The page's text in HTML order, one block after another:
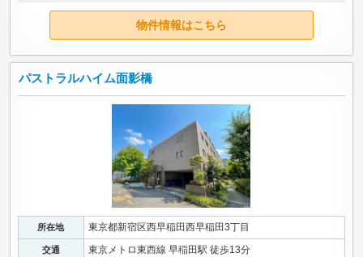
物件情報はこちら
パストラルハイム面影橋
所在地 東京都新宿区西早稲田西早稲田3丁目
交通 東京メトロ東西線 早稲田駅 徒歩13分